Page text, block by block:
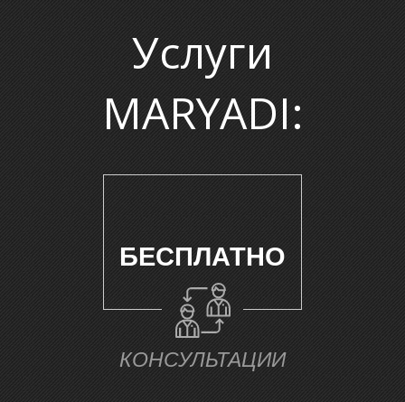
Услуги
MARYADI:
БЕСПЛАТНО
КОНСУЛЬТАЦИИ